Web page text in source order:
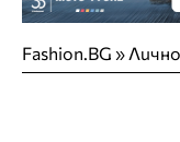
Fashion.BG »